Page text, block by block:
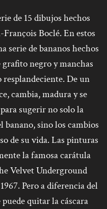
de 15 dibujos hechos
Boclé. En estos
serie de bananos hechos
negro y manchas
De un
cambia, madura y se
sugerir no solo la
banano, sino los cambios
de su vida. Las pinturas
la famosa carátula
Velvet Underground
Pero a diferencia del
quitar la cáscara